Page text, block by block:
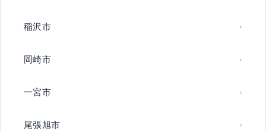
稲沢市
岡崎市
一宮市
尾張旭市